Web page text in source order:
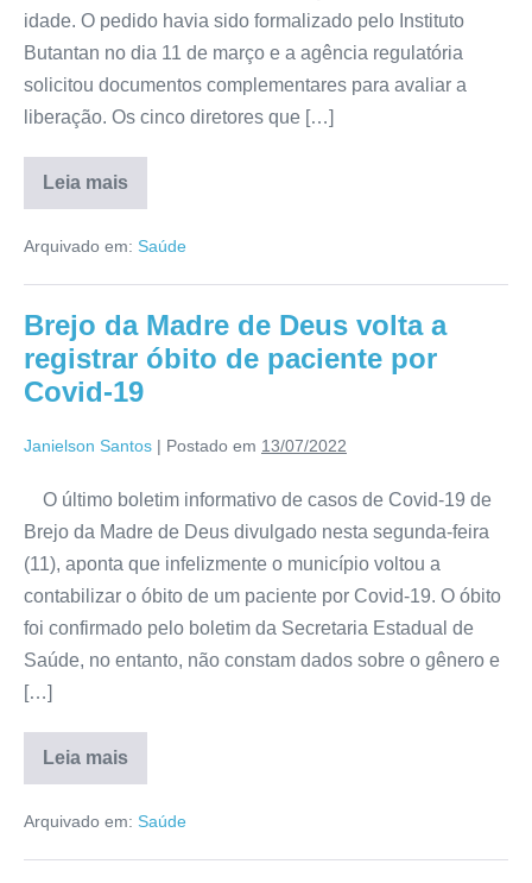
idade. O pedido havia sido formalizado pelo Instituto
Butantan no dia 11 de março e a agência regulatória
solicitou documentos complementares para avaliar a
liberação. Os cinco diretores que […]
Leia mais
Arquivado em: Saúde
Brejo da Madre de Deus volta a
registrar óbito de paciente por
Covid-19
Janielson Santos | Postado em 13/07/2022
O último boletim informativo de casos de Covid-19 de
Brejo da Madre de Deus divulgado nesta segunda-feira
(11), aponta que infelizmente o município voltou a
contabilizar o óbito de um paciente por Covid-19. O óbito
foi confirmado pelo boletim da Secretaria Estadual de
Saúde, no entanto, não constam dados sobre o gênero e
[…]
Leia mais
Arquivado em: Saúde